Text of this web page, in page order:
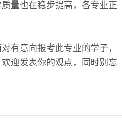
量也在稳步提高，各专业正
有意向报考此专业的学子，
迎发表你的观点，同时别忘